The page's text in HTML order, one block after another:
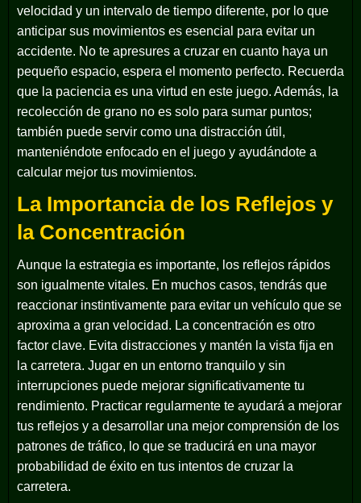
velocidad y un intervalo de tiempo diferente, por lo que
anticipar sus movimientos es esencial para evitar un
accidente. No te apresures a cruzar en cuanto haya un
pequeño espacio, espera el momento perfecto. Recuerda
que la paciencia es una virtud en este juego. Además, la
recolección de grano no es solo para sumar puntos;
también puede servir como una distracción útil,
manteniéndote enfocado en el juego y ayudándote a
calcular mejor tus movimientos.
La Importancia de los Reflejos y
la Concentración
Aunque la estrategia es importante, los reflejos rápidos
son igualmente vitales. En muchos casos, tendrás que
reaccionar instintivamente para evitar un vehículo que se
aproxima a gran velocidad. La concentración es otro
factor clave. Evita distracciones y mantén la vista fija en
la carretera. Jugar en un entorno tranquilo y sin
interrupciones puede mejorar significativamente tu
rendimiento. Practicar regularmente te ayudará a mejorar
tus reflejos y a desarrollar una mejor comprensión de los
patrones de tráfico, lo que se traducirá en una mayor
probabilidad de éxito en tus intentos de cruzar la
carretera.